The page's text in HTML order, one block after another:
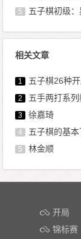
5 五子棋初级：
相关文章
1 五子棋26种
2 五手两打系列
3 徐嘉琦
4 五子棋的基本
5 林金顺
文章导航
开局
锦标赛